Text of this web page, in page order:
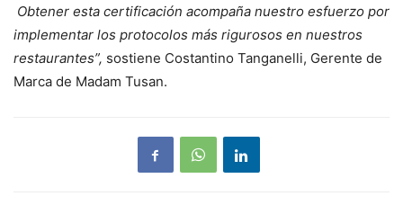
Obtener esta certificación acompaña nuestro esfuerzo por
implementar los protocolos más rigurosos en nuestros
restaurantes”, sostiene Costantino Tanganelli, Gerente de
Marca de Madam Tusan.